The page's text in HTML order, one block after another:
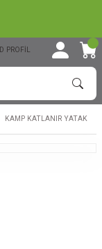
KAMP KATLANIR YATAK